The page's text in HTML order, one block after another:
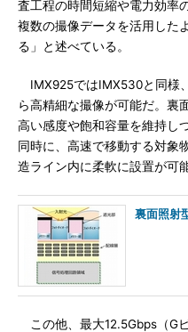
査工程の時間短縮や電力効率
複数の撮像データを活用した
る」と述べている。
IMX925ではIMX530と同様
ら高精細な撮像が可能だ。裏
高い感度や飽和容量を維持し
同時に、高速で移動する対象
造ライン内に柔軟に設置が可
裏面照射
この他、最大12.5Gbps（G